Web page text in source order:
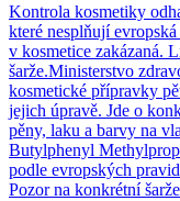
Kontrola kosmetiky
které nesplňují
v kosmetice zakázaná.
šarže.Ministerstvo
kosmetické přípravky
jejich úpravě. Jde o
pěny, laku a barvy na
Butylphenyl
podle evropských
Pozor na konkrétní